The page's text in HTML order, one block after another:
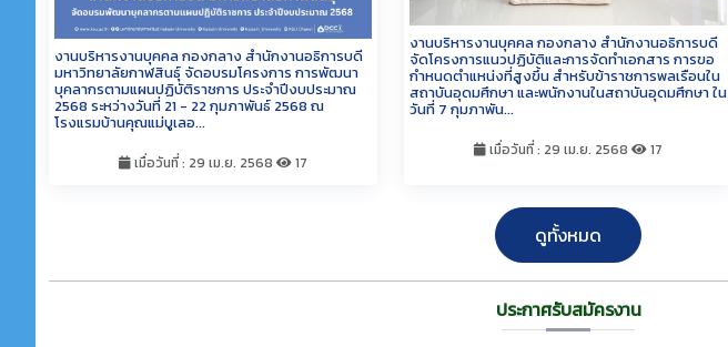
งานบริหารงานบุคคล กองกลาง สำนักงานอธิการบดี
มหาวิทยาลัยกาฬสินธุ์ จัดอบรมโครงการ การพัฒนา
บุคลากรตามแผนปฏิบัติราชการ ประจำปีงบประมาณ
2568 ระหว่างวันที่ 21 - 22 กุมภาพันธ์ 2568 ณ
โรงแรมบ้านคุณแม่บูเลอ...
เมื่อวันที่ : 29 เม.ย. 2568 17
งานบริหารงานบุคคล กองกลาง สำนักงานอธิการบดี
จัดโครงการแนวปฏิบัติและการจัดทำเอกสาร การขอ
กำหนดตำแหน่งที่สูงขึ้น สำหรับข้าราชการพลเรือนใน
สถาบันอุดมศึกษา และพนักงานในสถาบันอุดมศึกษา ใน
วันที่ 7 กุมภาพัน...
เมื่อวันที่ : 29 เม.ย. 2568 17
ดูทั้งหมด
ประกาศรับสมัครงาน